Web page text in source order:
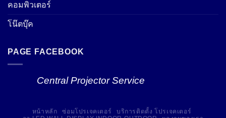
คอมพิวเตอร์
โน๊ตบุ๊ค
PAGE FACEBOOK
Central Projector Service
หน้าหลัก ซ่อมโปรเจคเตอร์
บริการติดตั้ง โปรเจคเตอร์